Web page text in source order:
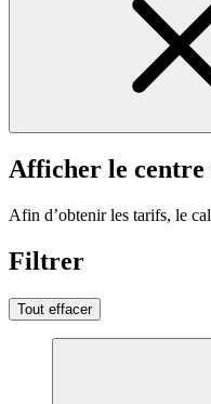
Afficher le centre
Afin d’obtenir les tarifs, le
Filtrer
Tout effacer